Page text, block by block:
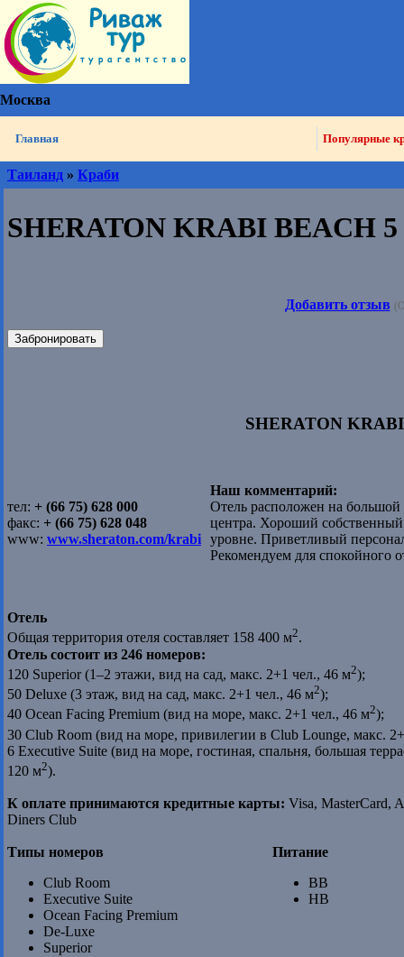
Москва
Главная Популярные
Таиланд » Краби
SHERATON KRABI BEACH
Добавить отзыв
Забронировать
SHERATON
тел: + (66 75) 628 000
факс: + (66 75) 628 048
www: www.sheraton.com/krabi
Наш комментарий:
Отель расположен на большой
центра. Хороший
уровне. Приветливый
Рекомендуем для спокойного
Отель
Общая территория отеля составляет 158 400 м2.
Отель состоит из 246 номеров:
120 Superior (1–2 этажи, вид на сад, макс. 2+1 чел., 46 м2);
50 Deluxe (3 этаж, вид на сад, макс. 2+1 чел., 46 м2);
40 Ocean Facing Premium (вид на море, макс. 2+1 чел., 46 м2);
30 Club Room (вид на море, привилегии в Club Lounge, макс.
6 Executive Suite (вид на море, гостиная, спальня, большая
120 м2).
К оплате принимаются кредитные карты: Visa, MasterCard,
Diners Club
Типы номеров
Club Room
Executive Suite
Ocean Facing Premium
De-Luxe
Superior
Питание
BB
HB